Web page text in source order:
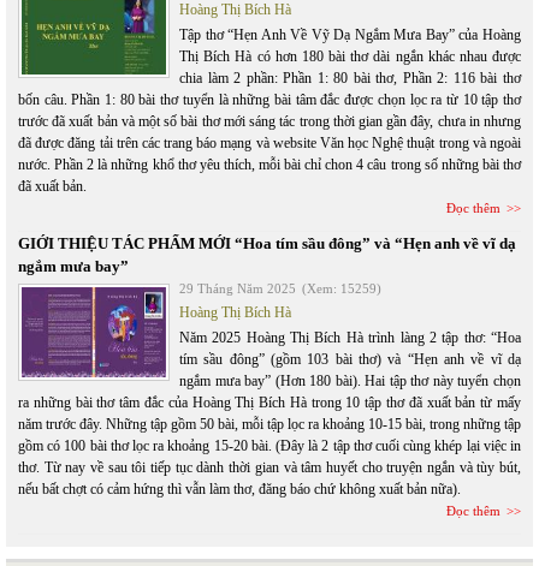
Hoàng Thị Bích Hà
Tập thơ “Hẹn Anh Về Vỹ Dạ Ngắm Mưa Bay” của Hoàng
Thị Bích Hà có hơn 180 bài thơ dài ngắn khác nhau được
chia làm 2 phần: Phần 1: 80 bài thơ, Phần 2: 116 bài thơ
bốn câu. Phần 1: 80 bài thơ tuyển là những bài tâm đắc được chọn lọc ra từ 10 tập thơ
trước đã xuất bản và một số bài thơ mới sáng tác trong thời gian gần đây, chưa in nhưng
đã được đăng tải trên các trang báo mạng và website Văn học Nghệ thuật trong và ngoài
nước. Phần 2 là những khổ thơ yêu thích, mỗi bài chỉ chon 4 câu trong số những bài thơ
đã xuất bản.
Đọc thêm
GIỚI THIỆU TÁC PHẨM MỚI “Hoa tím sầu đông” và “Hẹn anh về vĩ dạ
ngắm mưa bay”
29 Tháng Năm 2025 (Xem: 15259)
Hoàng Thị Bích Hà
Năm 2025 Hoàng Thị Bích Hà trình làng 2 tập thơ: “Hoa
tím sầu đông” (gồm 103 bài thơ) và “Hẹn anh về vĩ dạ
ngắm mưa bay” (Hơn 180 bài). Hai tập thơ này tuyển chọn
ra những bài thơ tâm đắc của Hoàng Thị Bích Hà trong 10 tập thơ đã xuất bản từ mấy
năm trước đây. Những tập gồm 50 bài, mỗi tập lọc ra khoảng 10-15 bài, trong những tập
gồm có 100 bài thơ lọc ra khoảng 15-20 bài. (Đây là 2 tập thơ cuối cùng khép lại việc in
thơ. Từ nay về sau tôi tiếp tục dành thời gian và tâm huyết cho truyện ngắn và tùy bút,
nếu bất chợt có cảm hứng thì vẫn làm thơ, đăng báo chứ không xuất bản nữa).
Đọc thêm